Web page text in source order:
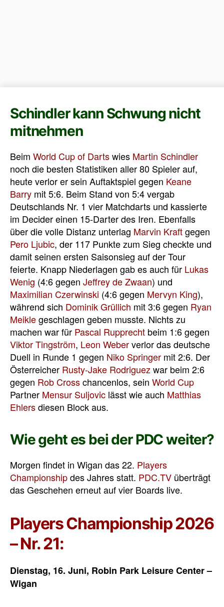
Schindler kann Schwung nicht
mitnehmen
Beim World Cup of Dartswies Martin Schindler
noch die besten Statistiken aller 80 Spieler auf,
heute verlor er sein Auftaktspiel gegen Keane
Barry mit 5:6. Beim Stand von 5:4 vergab
Deutschlands Nr. 1 vier Matchdarts und kassierte
im Decider einen 15-Darter des Iren. Ebenfalls
über die volle Distanz unterlag Marvin Kraftgegen
Pero Ljubic, der 117 Punkte zum Sieg checkte und
damit seinen ersten Saisonsieg auf der Tour
feierte. Knapp Niederlagen gab es auch für Lukas
Wenig (4:6 gegen Jeffrey de Zwaan) und
Maximilian Czerwinski (4:6 gegen Mervyn King),
während sich Dominik Grüllich mit 3:6 gegen Ryan
Meiklegeschlagen geben musste. Nichts zu
machen war für Pascal Rupprecht beim 1:6 gegen
Viktor Tingström, Leon Weberverlor das deutsche
Duell in Runde 1 gegen Niko Springer mit 2:6. Der
Österreicher Rusty-Jake Rodriguez war beim 2:6
gegen Rob Crosschancenlos, sein World Cup
Partner Mensur Suljovic lässt wie auch Matthias
Ehlersdiesen Block aus.
Wie geht es bei der PDC weiter?
Morgen findet in Wigan das 22. Players
Championshipdes Jahres statt. PDC.TV überträgt
das Geschehen erneut auf vier Boards live.
Players Championship 2026
– Nr. 21:
Dienstag, 16. Juni, Robin Park Leisure Center –
Wigan